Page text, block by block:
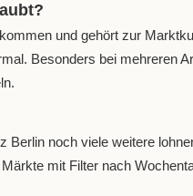
und gehört zur
Besonders bei mehreren
Berlin noch viele weitere
mit Filter nach